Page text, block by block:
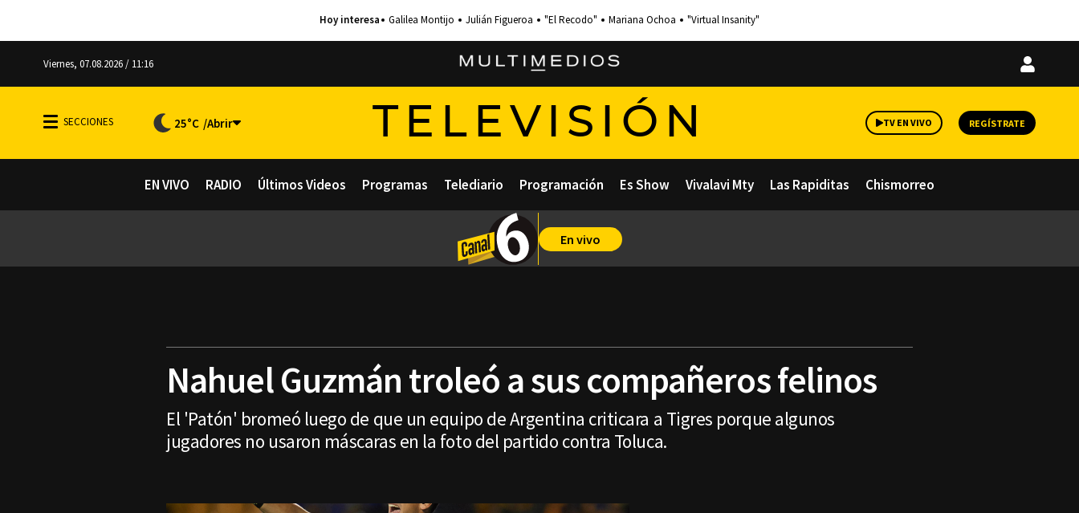
Galilea Montijo Julián Figueroa "El Recodo" Mariana Ochoa "Virtual Insanity"
Viernes, 07.08.2026 / 11:16
Iniciar
25°C TELEVISIÓN TV EN VIVO REGÍSTRATE
EN VIVO RADIO Últimos Videos Programas Telediario Programación Es Show Vivalavi Mty Las Rapiditas Chismorreo
En vivo
Nahuel Guzmán troleó a sus compañeros felinos
El 'Patón' bromeó luego de que un equipo de Argentina criticara a Tigres porque algunos
jugadores no usaron máscaras en la foto del partido contra Toluca.